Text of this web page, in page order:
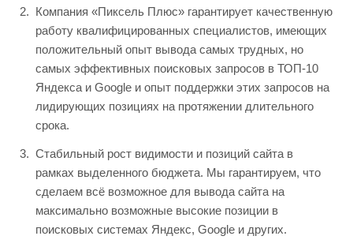
Компания «Пиксель Плюс» гарантирует качественную
работу квалифицированных специалистов, имеющих
положительный опыт вывода самых трудных, но
самых эффективных поисковых запросов в ТОП-10
Яндекса и Google и опыт поддержки этих запросов на
лидирующих позициях на протяжении длительного
срока.
Стабильный рост видимости и позиций сайта в
рамках выделенного бюджета. Мы гарантируем, что
сделаем всё возможное для вывода сайта на
максимально возможные высокие позиции в
поисковых системах Яндекс, Google и других.